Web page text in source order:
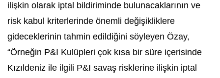
ilişkin olarak iptal bildiriminde bulunacaklarının ve
risk kabul kriterlerinde önemli değişikliklere
gideceklerinin tahmin edildiğini söyleyen Özay,
“Örneğin P&I Kulüpleri çok kısa bir süre içerisinde
Kızıldeniz ile ilgili P&I savaş risklerine ilişkin iptal